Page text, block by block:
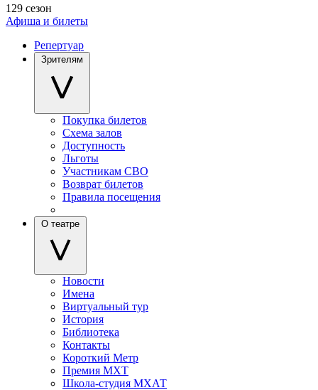
129 сезон
Афиша и билеты
Репертуар
Зрителям
Покупка билетов
Схема залов
Доступность
Льготы
Участникам СВО
Возврат билетов
Правила посещения
О театре
Новости
Имена
Виртуальный тур
История
Библиотека
Контакты
Короткий Метр
Премия МХТ
Школа-студия МХАТ